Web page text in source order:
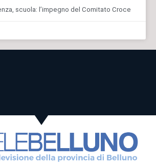
scuola: l’impegno del Comitato Croce